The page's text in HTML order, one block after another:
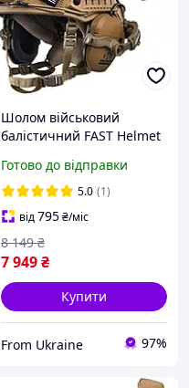
Шолом військовий
балістичний FAST Helmet
тактичні активні
навушники Walkers койот
+ кавер
Готово до відправки
5.0 (1)
від795₴/міс
7 949₴
8 149 ₴
Купити
From Ukraine 97%